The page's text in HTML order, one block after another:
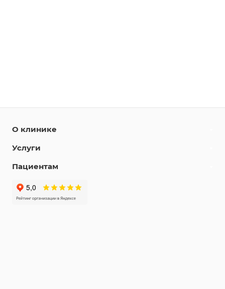
О клинике
Услуги
Пациентам